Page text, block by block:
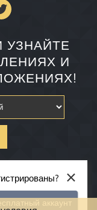
УЗНАЙТЕ
И
×
аккаунт